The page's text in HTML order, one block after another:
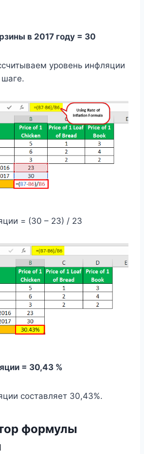
в 2017 году = 30
уровень инфляции
= (30 – 23) / 23
= 30,43 %
составляет 30,43%.
формулы